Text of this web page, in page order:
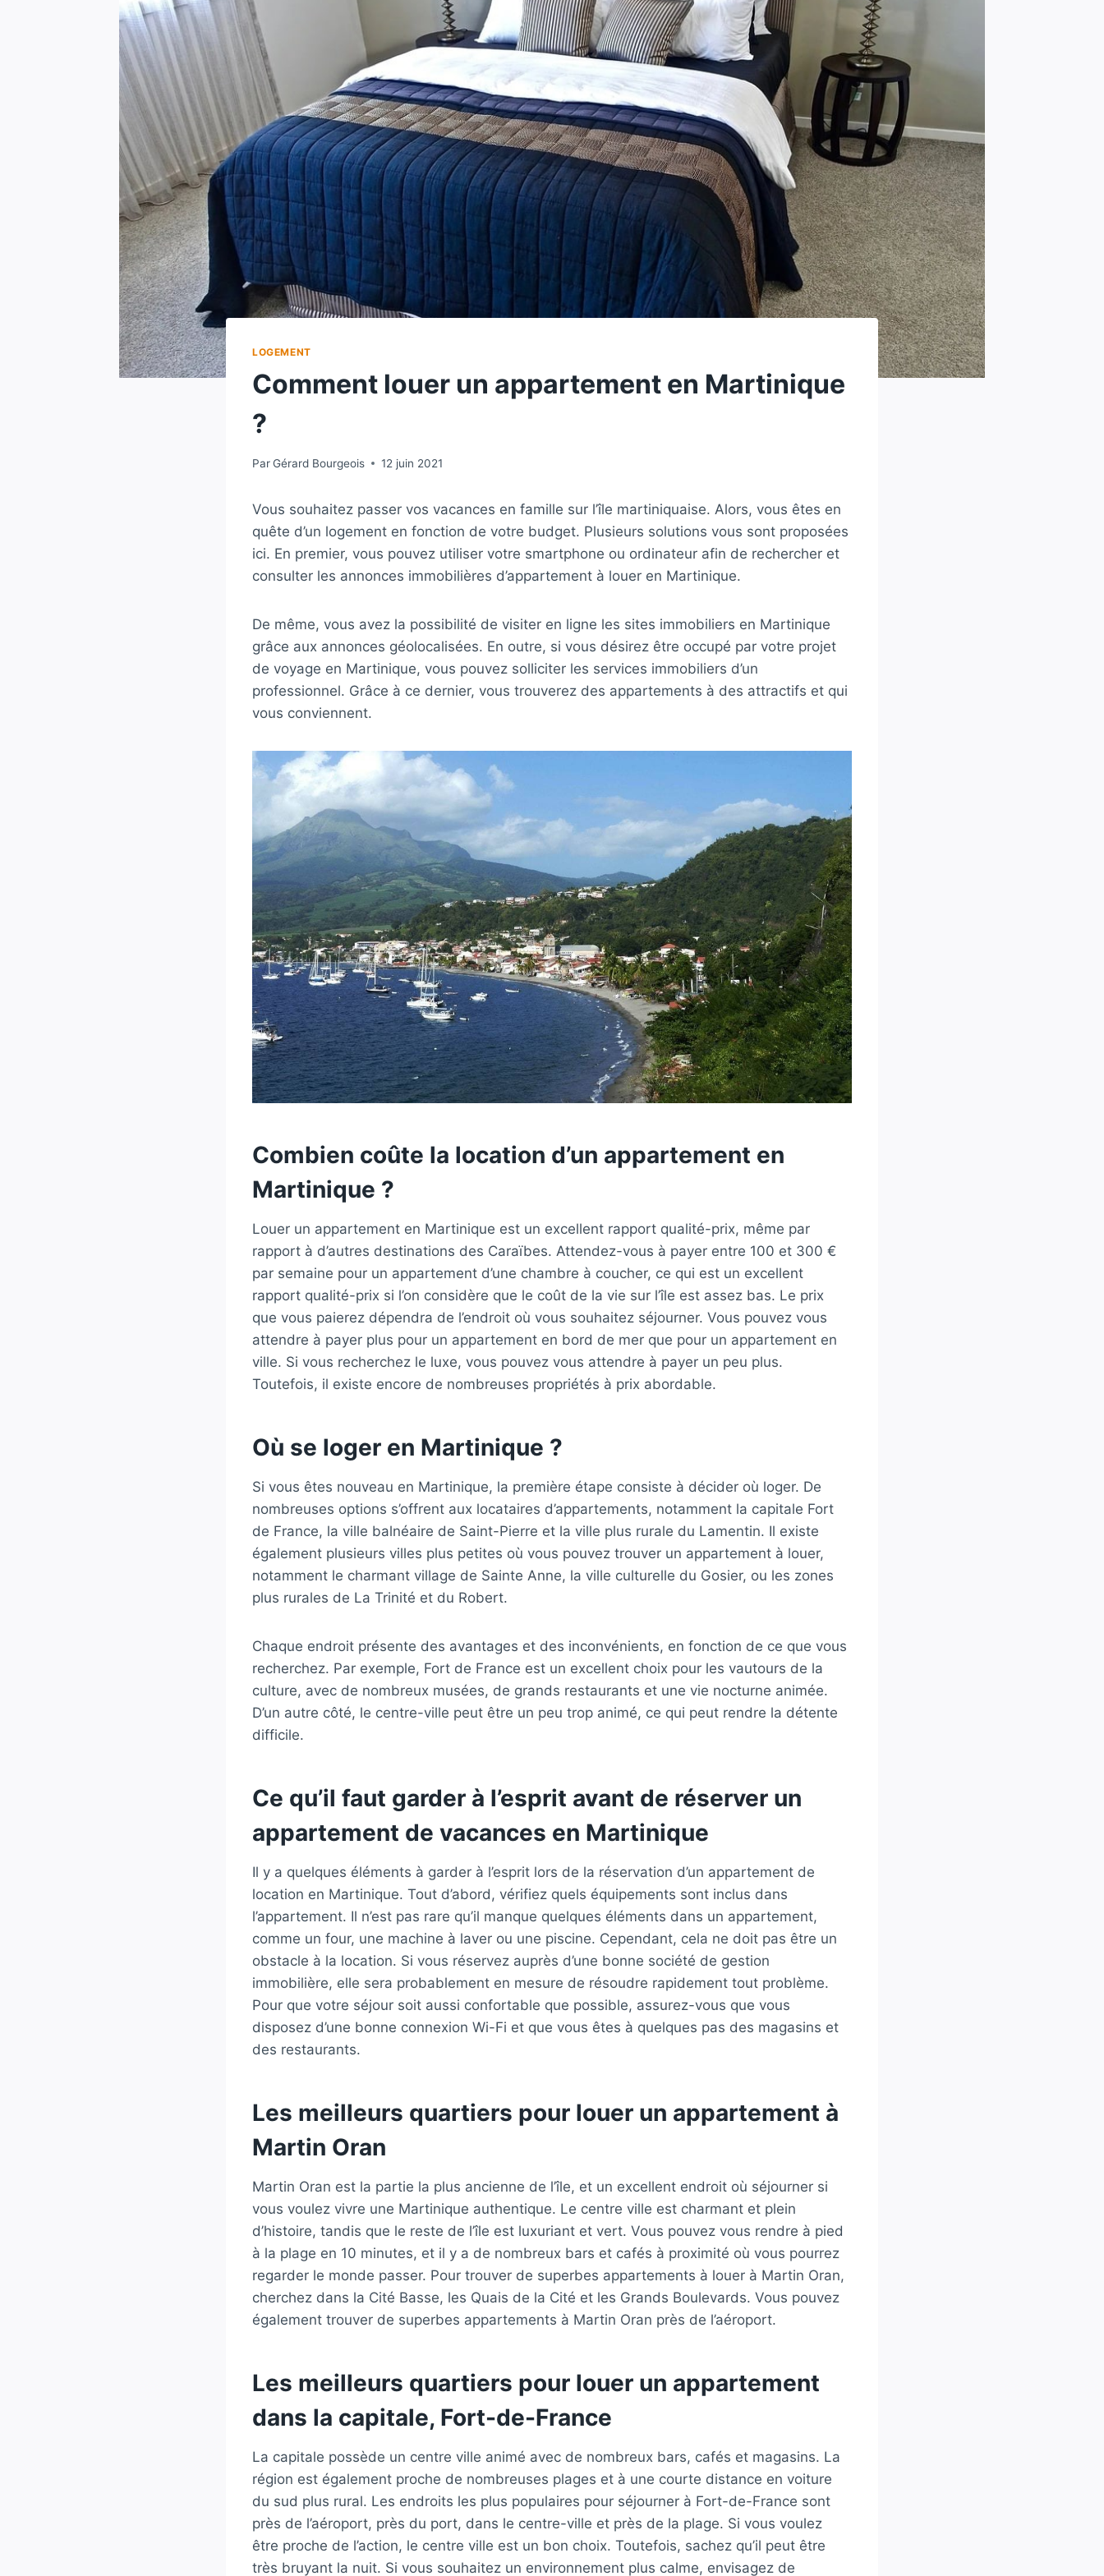
LOGEMENT
Comment louer un appartement en Martinique
?
ParGérard Bourgeois 12 juin 2021
Vous souhaitez passer vos vacances en famille sur l’île martiniquaise. Alors, vous êtes en
quête d’un logement en fonction de votre budget. Plusieurs solutions vous sont proposées
ici. En premier, vous pouvez utiliser votre smartphone ou ordinateur afin de rechercher et
consulter les annonces immobilières d’appartement à louer en Martinique.
De même, vous avez la possibilité de visiter en ligne les sites immobiliers en Martinique
grâce aux annonces géolocalisées. En outre, si vous désirez être occupé par votre projet
de voyage en Martinique, vous pouvez solliciter les services immobiliers d’un
professionnel. Grâce à ce dernier, vous trouverez des appartements à des attractifs et qui
vous conviennent.
Combien coûte la location d’un appartement en
Martinique ?
Louer un appartement en Martinique est un excellent rapport qualité-prix, même par
rapport à d’autres destinations des Caraïbes. Attendez-vous à payer entre 100 et 300 €
par semaine pour un appartement d’une chambre à coucher, ce qui est un excellent
rapport qualité-prix si l’on considère que le coût de la vie sur l’île est assez bas. Le prix
que vous paierez dépendra de l’endroit où vous souhaitez séjourner. Vous pouvez vous
attendre à payer plus pour un appartement en bord de mer que pour un appartement en
ville. Si vous recherchez le luxe, vous pouvez vous attendre à payer un peu plus.
Toutefois, il existe encore de nombreuses propriétés à prix abordable.
Où se loger en Martinique ?
Si vous êtes nouveau en Martinique, la première étape consiste à décider où loger. De
nombreuses options s’offrent aux locataires d’appartements, notamment la capitale Fort
de France, la ville balnéaire de Saint-Pierre et la ville plus rurale du Lamentin. Il existe
également plusieurs villes plus petites où vous pouvez trouver un appartement à louer,
notamment le charmant village de Sainte Anne, la ville culturelle du Gosier, ou les zones
plus rurales de La Trinité et du Robert.
Chaque endroit présente des avantages et des inconvénients, en fonction de ce que vous
recherchez. Par exemple, Fort de France est un excellent choix pour les vautours de la
culture, avec de nombreux musées, de grands restaurants et une vie nocturne animée.
D’un autre côté, le centre-ville peut être un peu trop animé, ce qui peut rendre la détente
difficile.
Ce qu’il faut garder à l’esprit avant de réserver un
appartement de vacances en Martinique
Il y a quelques éléments à garder à l’esprit lors de la réservation d’un appartement de
location en Martinique. Tout d’abord, vérifiez quels équipements sont inclus dans
l’appartement. Il n’est pas rare qu’il manque quelques éléments dans un appartement,
comme un four, une machine à laver ou une piscine. Cependant, cela ne doit pas être un
obstacle à la location. Si vous réservez auprès d’une bonne société de gestion
immobilière, elle sera probablement en mesure de résoudre rapidement tout problème.
Pour que votre séjour soit aussi confortable que possible, assurez-vous que vous
disposez d’une bonne connexion Wi-Fi et que vous êtes à quelques pas des magasins et
des restaurants.
Les meilleurs quartiers pour louer un appartement à
Martin Oran
Martin Oran est la partie la plus ancienne de l’île, et un excellent endroit où séjourner si
vous voulez vivre une Martinique authentique. Le centre ville est charmant et plein
d’histoire, tandis que le reste de l’île est luxuriant et vert. Vous pouvez vous rendre à pied
à la plage en 10 minutes, et il y a de nombreux bars et cafés à proximité où vous pourrez
regarder le monde passer. Pour trouver de superbes appartements à louer à Martin Oran,
cherchez dans la Cité Basse, les Quais de la Cité et les Grands Boulevards. Vous pouvez
également trouver de superbes appartements à Martin Oran près de l’aéroport.
Les meilleurs quartiers pour louer un appartement
dans la capitale, Fort-de-France
La capitale possède un centre ville animé avec de nombreux bars, cafés et magasins. La
région est également proche de nombreuses plages et à une courte distance en voiture
du sud plus rural. Les endroits les plus populaires pour séjourner à Fort-de-France sont
près de l’aéroport, près du port, dans le centre-ville et près de la plage. Si vous voulez
être proche de l’action, le centre ville est un bon choix. Toutefois, sachez qu’il peut être
très bruyant la nuit. Si vous souhaitez un environnement plus calme, envisagez de